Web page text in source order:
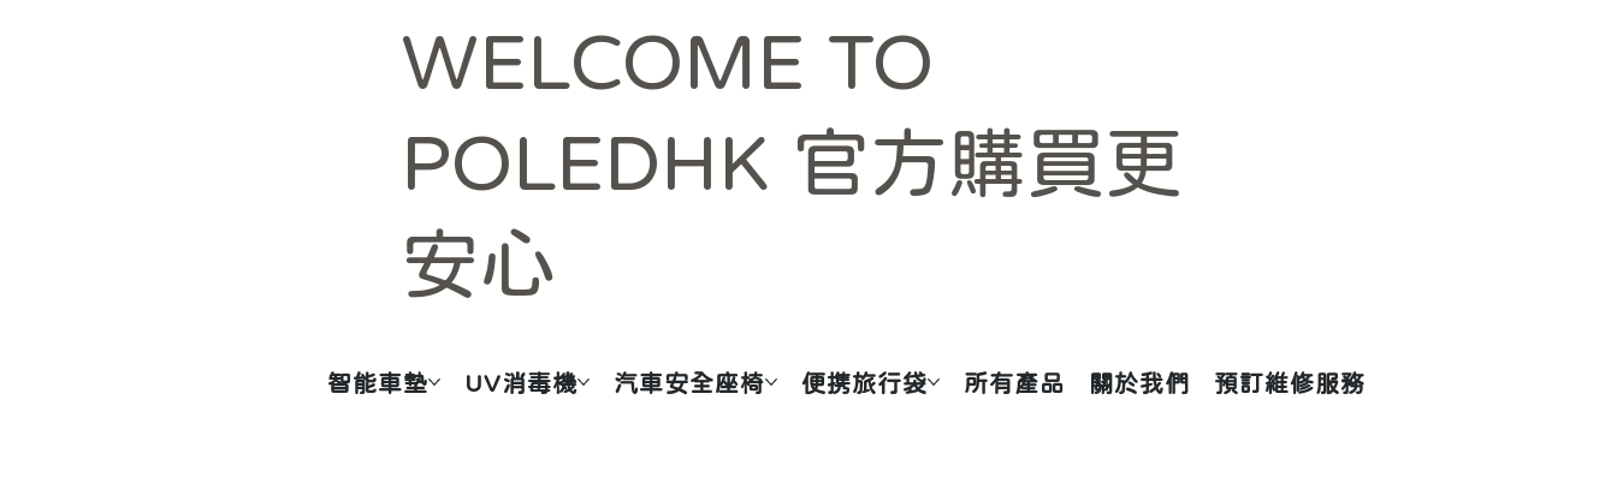
WELCOME TO
POLEDHK 官方購買更
安心
智能車墊 UV消毒機 汽車安全座椅 便携旅行袋 所有產品 關於我們 預訂維修服務